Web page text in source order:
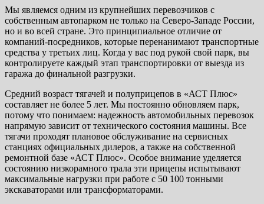
Мы являемся одним из крупнейших перевозчиков с
собственным автопарком не только на Северо-Западе России,
но и во всей стране. Это принципиальное отличие от
компаний-посредников, которые перенанимают транспортные
средства у третьих лиц. Когда у вас под рукой свой парк, вы
контролируете каждый этап транспортировки от выезда из
гаража до финальной разгрузки.
Средний возраст тягачей и полуприцепов в «АСТ Плюс»
составляет не более 5 лет. Мы постоянно обновляем парк,
потому что понимаем: надежность автомобильных перевозок
напрямую зависит от технического состояния машины. Все
тягачи проходят плановое обслуживание на сервисных
станциях официальных дилеров, а также на собственной
ремонтной базе «АСТ Плюс». Особое внимание уделяется
состоянию низкорамного трала эти прицепы испытывают
максимальные нагрузки при работе с 50 100 тонными
экскаваторами или трансформаторами.